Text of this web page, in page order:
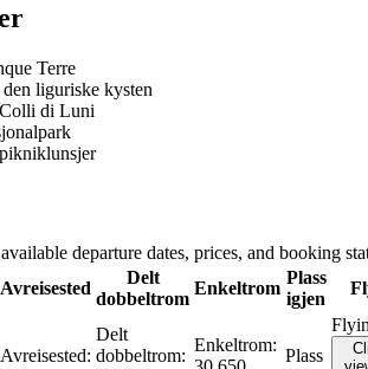
Terre
liguriske kysten
di Luni
departure dates, prices, and booking
Avreisested
Delt
dobbeltrom
Enkeltrom
Plass
igjen
Avreisested:
Delt
dobbeltrom:
Enkeltrom:
Plass